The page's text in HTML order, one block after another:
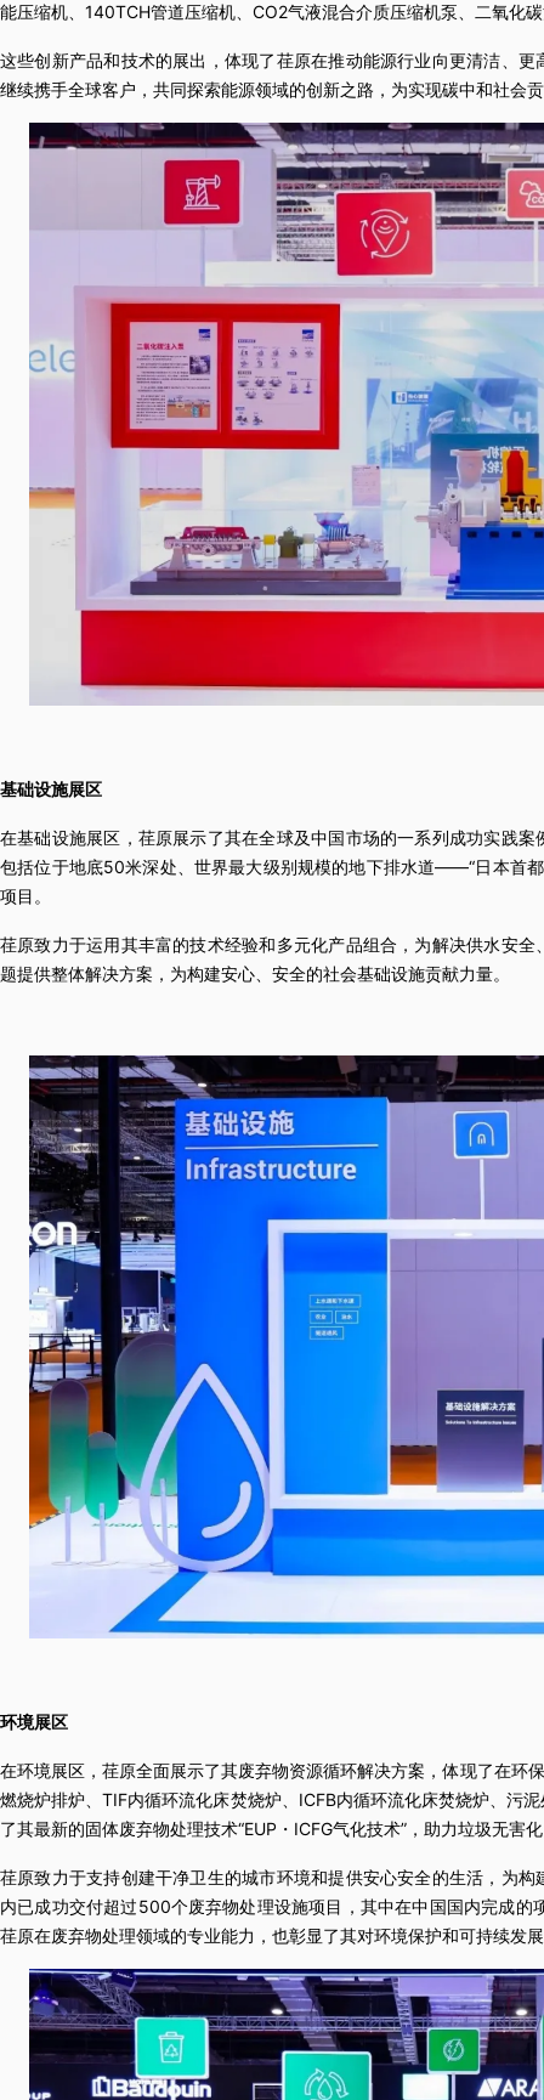
能压缩机、140TCH管道压缩机、CO2气液混合介质压缩机泵、二氧化
这些创新产品和技术的展出，体现了荏原在推动能源行业向更清洁、
继续携手全球客户，共同探索能源领域的创新之路，为实现碳中和社会
基础设施展区
在基础设施展区，荏原展示了其在全球及中国市场的一系列成功实践
包括位于地底50米深处、世界最大级别规模的地下排水道——“日本首
项目。
荏原致力于运用其丰富的技术经验和多元化产品组合，为解决供水安
题提供整体解决方案，为构建安心、安全的社会基础设施贡献力量。
环境展区
在环境展区，荏原全面展示了其废弃物资源循环解决方案，体现了在环
燃烧炉排炉、TIF内循环流化床焚烧炉、ICFB内循环流化床焚烧炉、污
了其最新的固体废弃物处理技术“EUP・ICFG气化技术”，助力垃圾无害
荏原致力于支持创建干净卫生的城市环境和提供安心安全的生活，为
内已成功交付超过500个废弃物处理设施项目，其中在中国国内完成
荏原在废弃物处理领域的专业能力，也彰显了其对环境保护和可持续发